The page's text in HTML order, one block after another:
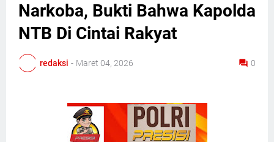
Narkoba, Bukti Bahwa Kapolda
NTB Di Cintai Rakyat
redaksi - Maret 04, 2026 0